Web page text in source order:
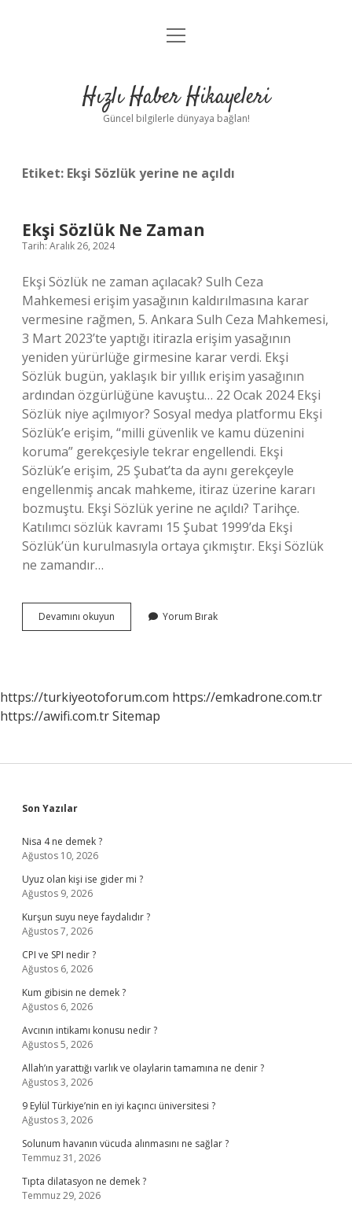
Anasayfa
Yasal Uyarı
menüyü
Hızlı Haber Hikayeleri
Güncel bilgilerle dünyaya bağlan!
Etiket: Ekşi Sözlük yerine ne açıldı
Ekşi Sözlük Ne Zaman
Tarih: Aralık 26, 2024
Ekşi Sözlük ne zaman açılacak? Sulh Ceza
Mahkemesi erişim yasağının kaldırılmasına karar
vermesine rağmen, 5. Ankara Sulh Ceza Mahkemesi,
3 Mart 2023’te yaptığı itirazla erişim yasağının
yeniden yürürlüğe girmesine karar verdi. Ekşi
Sözlük bugün, yaklaşık bir yıllık erişim yasağının
ardından özgürlüğüne kavuştu… 22 Ocak 2024 Ekşi
Sözlük niye açılmıyor? Sosyal medya platformu Ekşi
Sözlük’e erişim, “milli güvenlik ve kamu düzenini
koruma” gerekçesiyle tekrar engellendi. Ekşi
Sözlük’e erişim, 25 Şubat’ta da aynı gerekçeyle
engellenmiş ancak mahkeme, itiraz üzerine kararı
bozmuştu. Ekşi Sözlük yerine ne açıldı? Tarihçe.
Katılımcı sözlük kavramı 15 Şubat 1999’da Ekşi
Sözlük’ün kurulmasıyla ortaya çıkmıştır. Ekşi Sözlük
ne zamandır…
Devamını okuyun
Sözlük
Yorum Bırak
https://turkiyeotoforum.com https://emkadrone.com.tr
https://awifi.com.trSitemap
Sidebar
Son Yazılar
Nisa 4 ne demek ?
Ağustos 10, 2026
Uyuz olan kişi ise gider mi ?
Ağustos 9, 2026
Kurşun suyu neye faydalıdır ?
Ağustos 7, 2026
CPI ve SPI nedir ?
Ağustos 6, 2026
Kum gibisin ne demek ?
Ağustos 6, 2026
Avcının intikamı konusu nedir ?
Ağustos 5, 2026
Allah’ın yarattığı varlık ve olaylarin tamamına ne denir ?
Ağustos 3, 2026
9 Eylül Türkiye’nin en iyi kaçıncı üniversitesi ?
Ağustos 3, 2026
Solunum havanın vücuda alınmasını ne sağlar ?
Temmuz 31, 2026
Tıpta dilatasyon ne demek ?
Temmuz 29, 2026